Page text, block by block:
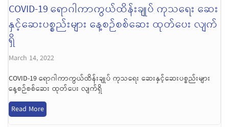
COVID-19 ရောဂါကာကွယ်ထိန်းချုပ် ကုသရေး ဆေး
နှင့်ဆေးပစ္စည်းများ နေ့စဉ်စစ်ဆေး ထုတ်ပေး လျက်
ရှိ
March 14, 2022
COVID-19 ရောဂါကာကွယ်ထိန်းချုပ် ကုသရေး ဆေးနှင့်ဆေးပစ္စည်းများ
နေ့စဉ်စစ်ဆေး ထုတ်ပေး လျက်ရှိ
Read More